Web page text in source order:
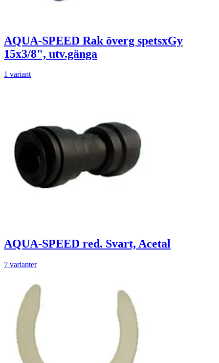
AQUA-SPEED Rak överg spetsxGy
15x3/8", utv.gänga
1 variant
AQUA-SPEED red. Svart, Acetal
7 varianter